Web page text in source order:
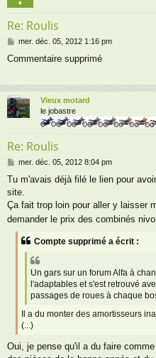
Re: Roulis
M
s
g
e
mer. déc. 05, 2012 1:16 pm
Commentaire supprimé
Vieux motard
le jobastre
Re: Roulis
M
s
s
a
e
mer. déc. 05, 2012 8:04 pm
Tu m'avais déjà filé le lien pour
site.
Ça fait trop loin pour aller y laisser
demander le prix des combinés
Compte supprimé a écrit :
Un gars sur un forum Alfa à
l'adaptables et s'est retrouvé
passages de roues à chaque
Il a du monter des amortisseurs
(...)
Oui, je pense qu'il a du faire